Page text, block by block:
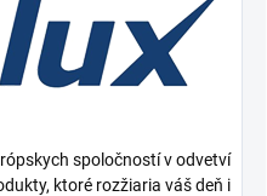
spoločností v odvetví
ktoré rozžiaria váš deň i